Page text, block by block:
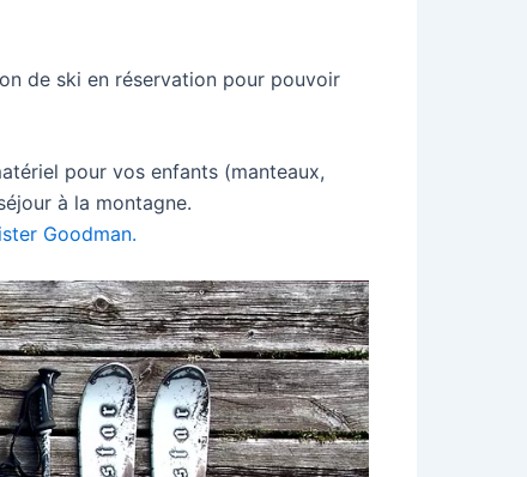
de ski en réservation pour pouvoir
pour vos enfants (manteaux,
à la montagne.
Goodman.